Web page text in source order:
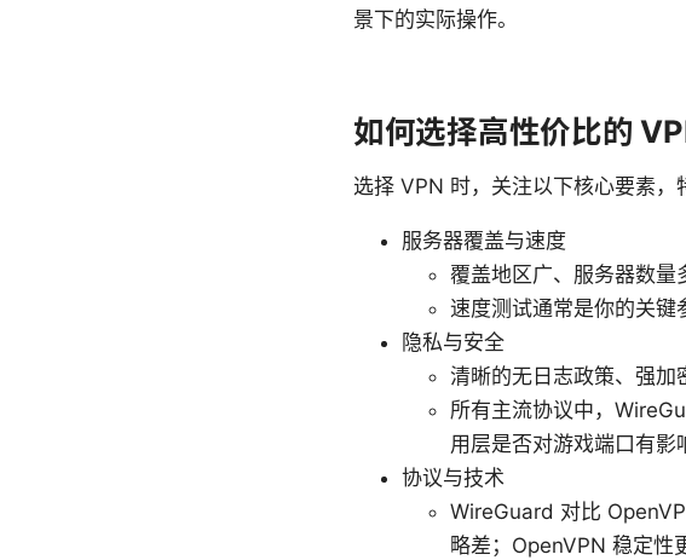
景下的实际操作。
如何选择高性价比的
选择 VPN 时，关注以下核心要素，
服务器覆盖与速度
覆盖地区广、服务器数量
速度测试通常是你的关键
隐私与安全
清晰的无日志政策、强加
所有主流协议中，
用层是否对游戏端口有影
协议与技术
WireGuard 对比
略差；OpenVPN 稳定性